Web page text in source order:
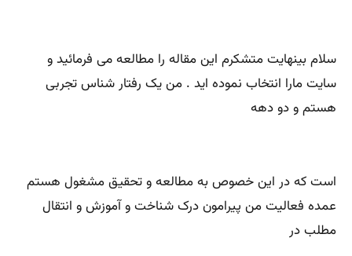
سلام بینهایت متشکرم این مقاله را مطالعه می فرمائید و
سایت مارا انتخاب نموده اید . من یک رفتار شناس تجربی
هستم و دو دهه
است که در این خصوص به مطالعه و تحقیق مشغول هستم
عمده فعالیت من پیرامون درک شناخت و آموزش و انتقال
مطلب در